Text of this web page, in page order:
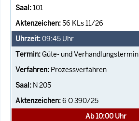
101
56 KLs 11/26
09:45 Uhr
Güte- und Verhandlungstermin
Prozessverfahren
N 205
6 O 390/25
Ab 10:00 Uhr